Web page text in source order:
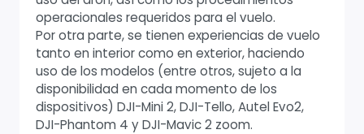
operacionales requeridos para el vuelo.
Por otra parte, se tienen experiencias de vuelo
tanto en interior como en exterior, haciendo
uso de los modelos (entre otros, sujeto a la
disponibilidad en cada momento de los
dispositivos) DJI-Mini 2, DJI-Tello, Autel Evo2,
DJI-Phantom 4 y DJI-Mavic 2 zoom.